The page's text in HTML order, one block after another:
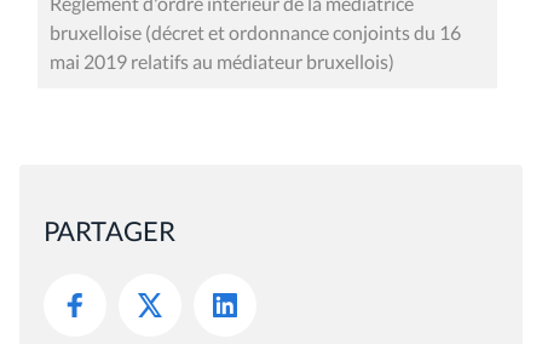
bruxelloise (décret et ordonnance conjoints du 16
mai 2019 relatifs au médiateur bruxellois)
PARTAGER